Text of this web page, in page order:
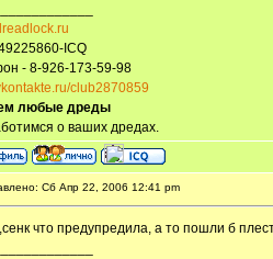
ICQ
- 8-926-173-59-98
club2870859
любые дреды
о ваших дредах.
Сб Апр 22, 2006 12:41 pm
что предупредила, а то пошли б